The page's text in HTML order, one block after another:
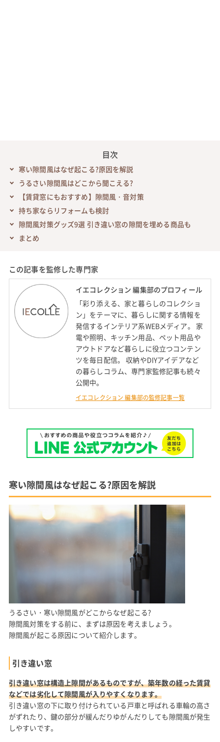
目次
寒い隙間風はなぜ起こる?原因を解説
うるさい隙間風はどこから聞こえる?
【賃貸窓にもおすすめ】隙間風・音対策
持ち家ならリフォームも検討
隙間風対策グッズ9選 引き違い窓の隙間を埋める商品も
まとめ
この記事を監修した専門家
イエコレクション 編集部のプロフィール
「彩り添える、家と暮らしのコレクショ
ン」をテーマに、暮らしに関する情報を
発信するインテリア系WEBメディア。 家
電や照明、キッチン用品、ペット用品や
アウトドアなど暮らしに役立つコンテン
ツを毎日配信。 収納やDIYアイデアなど
の暮らしコラム、専門家監修記事も続々
公開中。
イエコレクション 編集部の監修記事一覧
寒い隙間風はなぜ起こる?原因を解説
うるさい・寒い隙間風がどこからなぜ起こる?
隙間風対策をする前に、まずは原因を考えましょう。
隙間風が起こる原因について紹介します。
引き違い窓
引き違い窓は構造上隙間があるものですが、築年数の経った賃貸
などでは劣化して隙間風が入りやすくなります。
引き違い窓の下に取り付けられている戸車と呼ばれる車輪の高さ
がずれたり、鍵の部分が緩んだりゆがんだりしても隙間風が発生
しやすいです。